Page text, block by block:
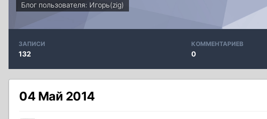
Блог пользователя: Игорь(zig)
ЗАПИСИ
132
КОММЕНТАРИЕВ
0
04 Май 2014